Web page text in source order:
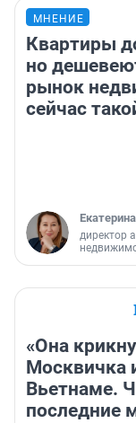
МНЕНИЕ
Квартиры
но
рынок
сейчас
директор
«Она
Москвичка
Вьетнаме.
последние